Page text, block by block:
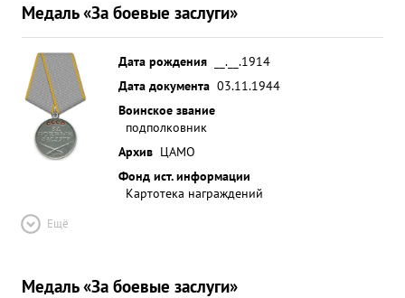
Медаль «За боевые заслуги»
Дата рождения
__.__.1914
Дата документа 03.11.1944
Воинское звание
подполковник
Архив ЦАМО
Фонд ист. информации
Картотека награждений
Ещё
Медаль «За боевые заслуги»